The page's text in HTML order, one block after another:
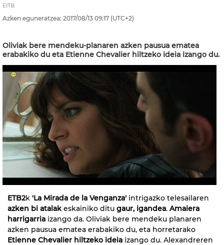
EITB
Azken eguneratzea: 2017/08/13 09:17 (UTC+2)
Oliviak bere mendeku-planaren azken pausua ematea
erabakiko du eta Etienne Chevalier hiltzeko ideia izango du.
ETB2k 'La Mirada de la Venganza' intrigazko telesailaren
azken bi atalakeskainiko ditu gaur, igandea. Amaiera
harrigarria izango da. Oliviak bere mendeku planaren
azken pausua ematea erabakiko du, eta horretarako
Etienne Chevalier hiltzeko ideia izango du. Alexandreren